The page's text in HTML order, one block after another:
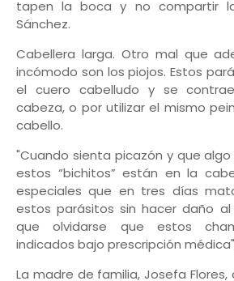
tapen la boca y no compartir
Sánchez.
Cabellera larga. Otro mal que
incómodo son los piojos. Estos
el cuero cabelludo y se
cabeza, o por utilizar el mismo
cabello.
"Cuando sienta picazón y que
estos “bichitos” están en la
especiales que en tres días
estos parásitos sin hacer daño
que olvidarse que estos
indicados bajo prescripción
La madre de familia, Josefa